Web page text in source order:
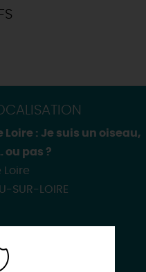
: Je suis un oiseau,
ou pas ?
Loire
SUR-LOIRE